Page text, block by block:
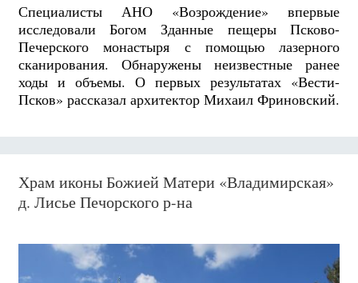
Специалисты АНО «Возрождение» впервые
исследовали Богом Зданные пещеры Псково-
Печерского монастыря с помощью лазерного
сканирования. Обнаружены неизвестные ранее
ходы и объемы. О первых результатах «Вести-
Псков» рассказал архитектор Михаил Фриновский.
Храм иконы Божией Матери «Владимирская»
д. Лисье Печорского р-на